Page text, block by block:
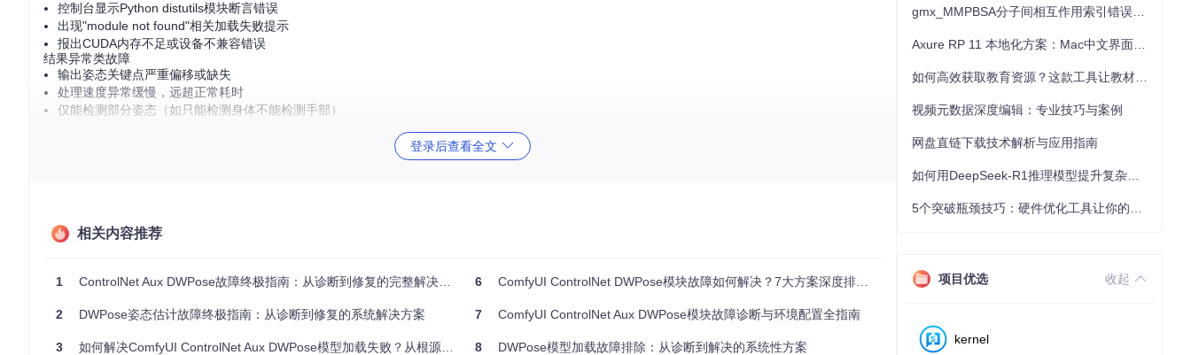
控制台显示Python distutils模块断言错误
出现"module not found"相关加载失败提示
报出CUDA内存不足或设备不兼容错误
结果异常类故障
输出姿态关键点严重偏移或缺失
处理速度异常缓慢，远超正常耗时
仅能检测部分姿态（如只能检测身体不能检测手部）
图1：DWPose姿态估计模块正常工作时的界面展示，显示关键点检测结果
环境配置检查
Python版本需3.8-3.10，不支持Python 3.11及以上版本
检查是否为嵌入式Python环境，此类环境对部分依赖支持不完善
确认操作系统位数与Python版本匹配（64位系统需对应64位Python）
依赖关系分析
登录后查看全文
相关内容推荐
1 ControlNet Aux DWPose故障终极指南：从诊断到修复的完整解决方案
2 DWPose姿态估计故障终极指南：从诊断到修复的系统解决方案
3 如何解决ComfyUI ControlNet Aux DWPose模型加载失败？从根源修复到预防的完整指南
6 ComfyUI ControlNet DWPose模块故障如何解决？7大方案深度排查与修复指南
7 ComfyUI ControlNet Aux DWPose模块故障诊断与环境配置全指南
8 DWPose模型加载故障排除：从诊断到解决的系统性方案
视频元数据深度编辑：专业技巧与案例
网盘直链下载技术解析与应用指南
项目优选 收起
kernel